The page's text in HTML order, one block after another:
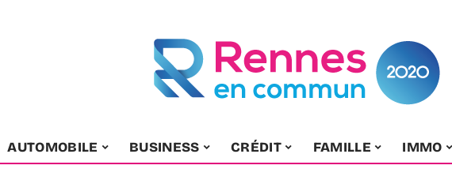
AUTOMOBILE BUSINESS CRÉDIT FAMILLE IMMO